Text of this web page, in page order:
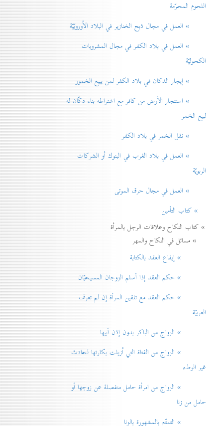
اللحوم المحرّمة
» العمل في مجال ذبح الخنازير في البلاد الاُوروبّيّة
» العمل في بلاد الكفر في مجال المشروبات
الكحوليّة
» إيجار الدكان في بلاد الكفر لمن يبيع الخمور
» استئجار الأرض من كافر مع اشتراطه بناء دكّان له
لبيع الخمر
» نقل الخمر في بلاد الكفر
» العمل في بلاد الغرب في البنوك أو الشركات
الربويّة
» العمل في مجال حرق الموتی
» كتاب التأمين
» كتاب النكاح وعلاقات الرجل بالمرأة
» مسائل في النكاح والمهر
» إيقاع العقد بالكتابة
» حكم العقد إذا أسلم الزوجان المسيحيّان
» حكم العقد مع تلقين المرأة إن لم تعرف
العربيّة
» الزواج من الباكر بدون إذن أبيها
» الزواج من الفتاة التي اُزيلت بكارتها لحادث
غير الوطء
» الزواج من امرأة حامل منفصلة عن زوجها أو
حامل من زنا
» التمتّع بالمشهورة بالزنا